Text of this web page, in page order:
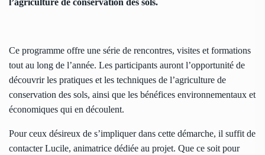
Ce programme offre une série de rencontres, visites et formations
tout au long de l’année. Les participants auront l’opportunité de
découvrir les pratiques et les techniques de l’agriculture de
conservation des sols, ainsi que les bénéfices environnementaux et
économiques qui en découlent.
Pour ceux désireux de s’impliquer dans cette démarche, il suffit de
contacter Lucile, animatrice dédiée au projet. Que ce soit pour